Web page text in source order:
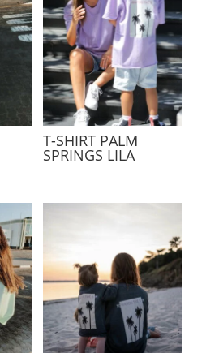
T-SHIRT PALM
SPRINGS LILA